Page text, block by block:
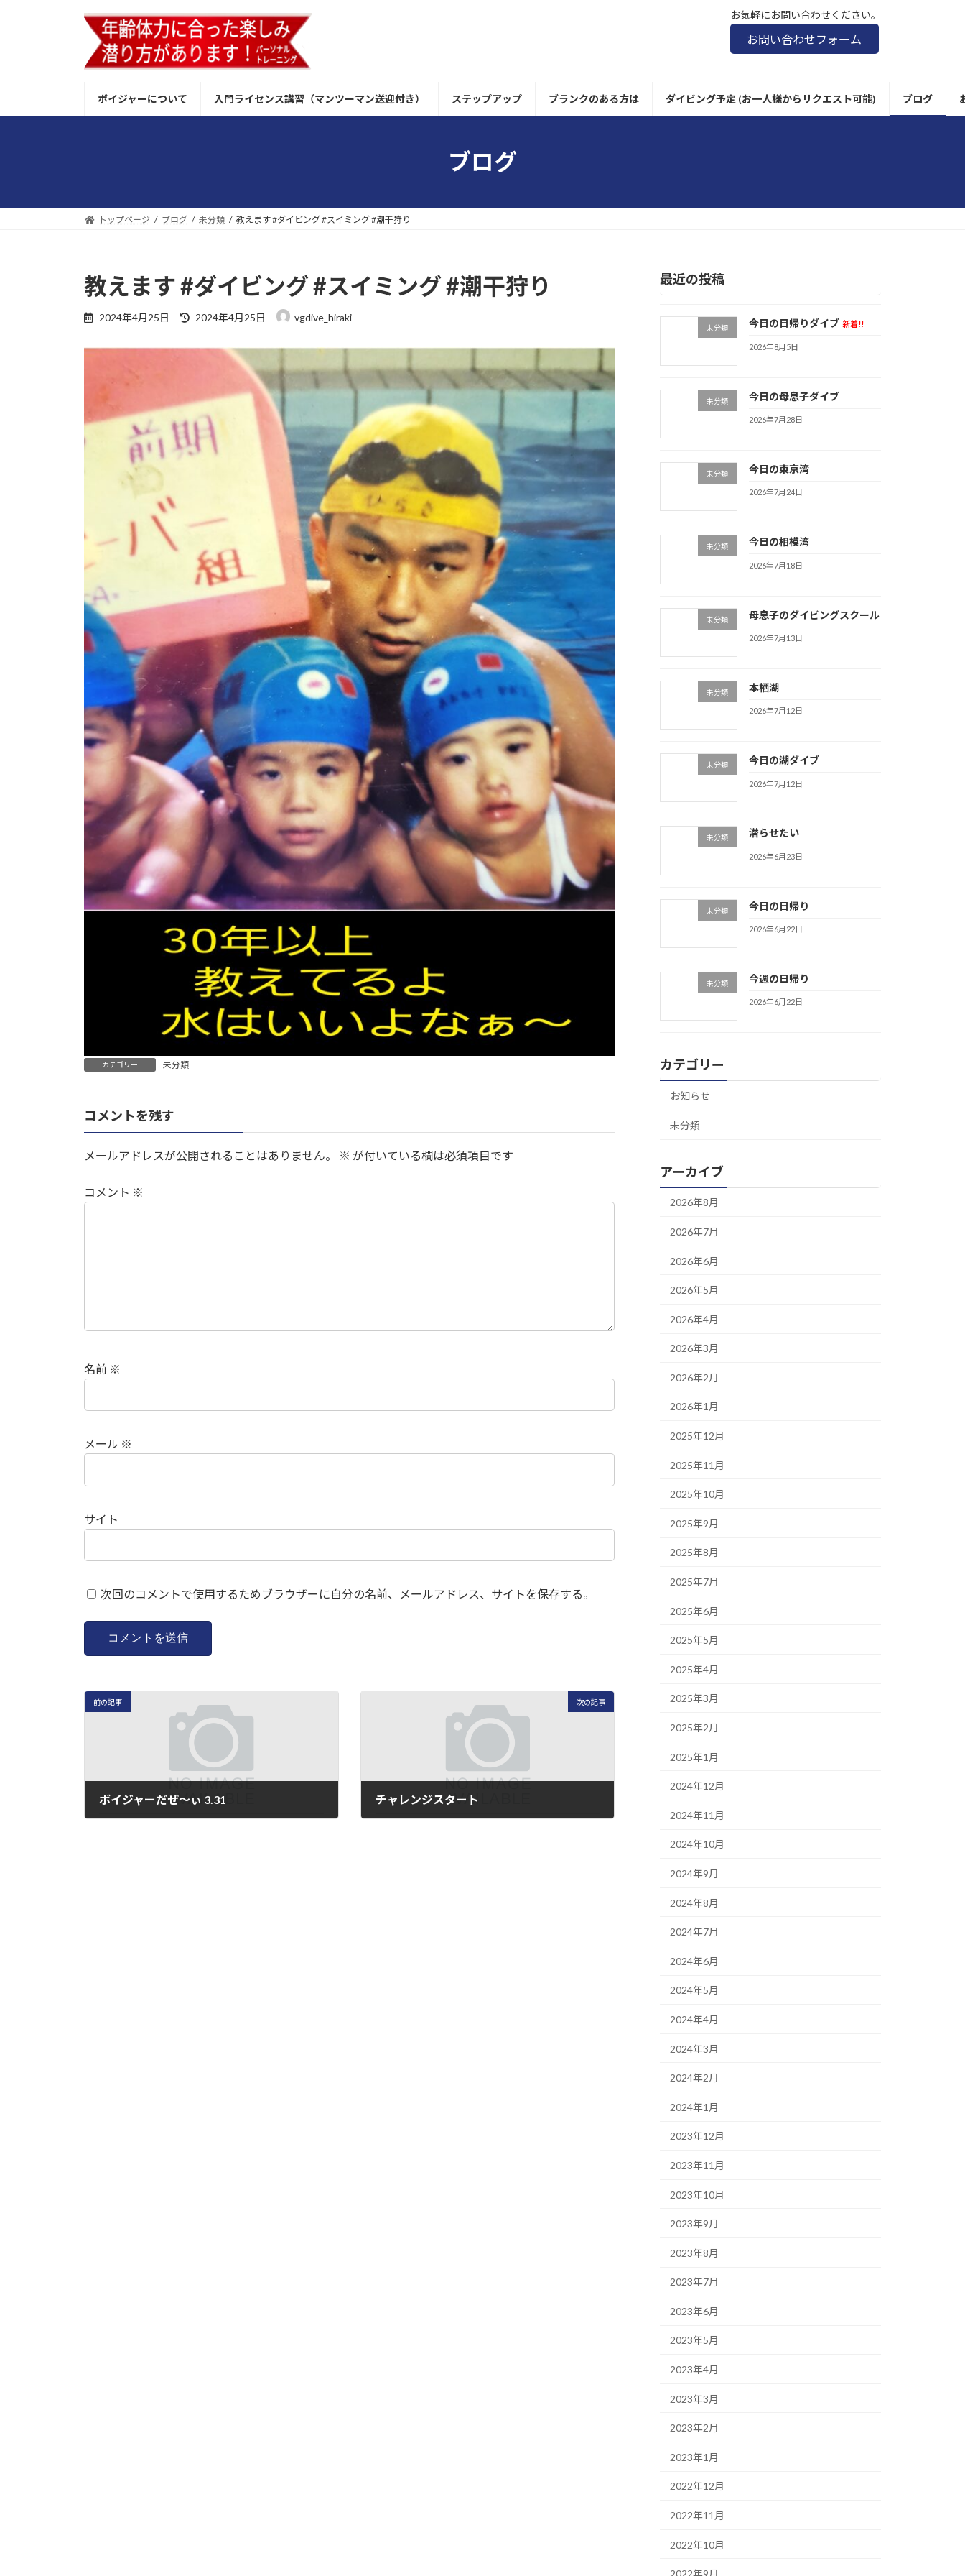
お気軽にお問い合わせください。
お問い合わせフォーム
ボイジャーについて 入門ライセンス講習（マンツーマン送迎付き） ステップアップ ブランクのある方は ダイビング予定 (お一人様からリクエスト可能) ブログ
ブログ
トップページ ブログ 未分類 教えます #ダイビング #スイミング #潮干狩り
教えます #ダイビング #スイミング #潮干狩り
2024年4月25日
最
:
2024年4月25日 vgdive_hiraki
カテゴリー 未分類
コメントを残す
メールアドレスが公開されることはありません。 ※ が付いている欄は必須項目です
コメント ※
名前 ※
メール ※
サイト
次回のコメントで使用するためブラウザーに自分の名前、メールアドレス、サイトを保存する。
前の記事
ボイジャーだぜ～ぃ 3.31
次の記事
チャレンジスタート
最近の投稿
未分類 今日の日帰りダイブ 新着!!
2026年8月5日
未分類 今日の母息子ダイブ
2026年7月28日
未分類 今日の東京湾
2026年7月24日
未分類 今日の相模湾
2026年7月18日
未分類 母息子のダイビングスクール
2026年7月13日
未分類 本栖湖
2026年7月12日
未分類 今日の湖ダイブ
2026年7月12日
未分類 潜らせたい
2026年6月23日
未分類 今日の日帰り
2026年6月22日
未分類 今週の日帰り
2026年6月22日
カテゴリー
お知らせ
未分類
アーカイブ
2026年8月
2026年7月
2026年6月
2026年5月
2026年4月
2026年3月
2026年2月
2026年1月
2025年12月
2025年11月
2025年10月
2025年9月
2025年8月
2025年7月
2025年6月
2025年5月
2025年4月
2025年3月
2025年2月
2025年1月
2024年12月
2024年11月
2024年10月
2024年9月
2024年8月
2024年7月
2024年6月
2024年5月
2024年4月
2024年3月
2024年2月
2024年1月
2023年12月
2023年11月
2023年10月
2023年9月
2023年8月
2023年7月
2023年6月
2023年5月
2023年4月
2023年3月
2023年2月
2023年1月
2022年12月
2022年11月
2022年10月